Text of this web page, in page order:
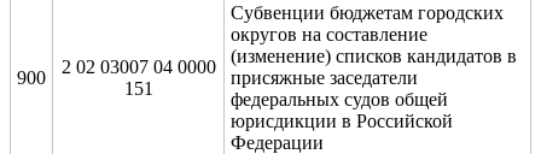
900
2 02 03007 04 0000
151
Субвенции бюджетам городских
округов на составление
(изменение) списков кандидатов в
присяжные заседатели
федеральных судов общей
юрисдикции в Российской
Федерации